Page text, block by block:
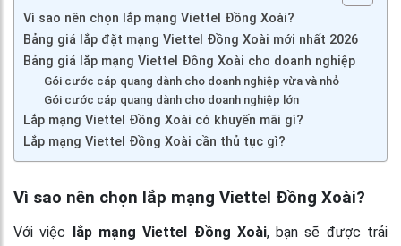
Vì sao nên chọn lắp mạng Viettel Đồng Xoài?
Bảng giá lắp đặt mạng Viettel Đồng Xoài mới nhất 2026
Bảng giá lắp mạng Viettel Đồng Xoài cho doanh nghiệp
Gói cước cáp quang dành cho doanh nghiệp vừa và nhỏ
Gói cước cáp quang dành cho doanh nghiệp lớn
Lắp mạng Viettel Đồng Xoài có khuyến mãi gì?
Lắp mạng Viettel Đồng Xoài cần thủ tục gì?
Vì sao nên chọn lắp mạng Viettel Đồng Xoài?
Với việc lắp mạng Viettel Đồng Xoài, bạn sẽ được trải